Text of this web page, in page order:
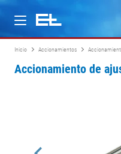
Productos
Inicio Accionamientos
Accionamiento de